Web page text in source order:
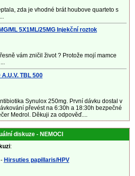
zda je vhodné brát houbove quarteto s
ML 5X1ML/25MG Injekční roztok
vám zničil život ? Protože mojí mamce
TBL 500
Synulox 250mg. První dávku dostal v
převést na 6:30h a 18:30h bezpečné
Medrol. Děkuji za odpověď....
diskuze - NEMOCI
:
- Hirsuties papillaris/HPV